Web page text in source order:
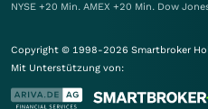
NYSE +20 Min. AMEX +20 Min. Dow
Copyright © 1998-2026 Smartbroker
Mit Unterstützung von: